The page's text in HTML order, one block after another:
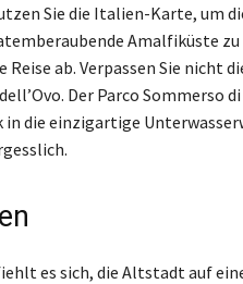
Sie die Italien-Karte, um
Amalfiküste zu
ab. Verpassen Sie nicht
Der Parco Sommerso
die einzigartige
es sich, die Altstadt auf